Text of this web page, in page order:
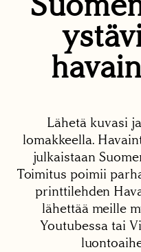
Lähetä kuvasi
lomakkeella.
julkaistaan
Toimitus poimii
printtilehden
lähettää meille
Youtubessa tai